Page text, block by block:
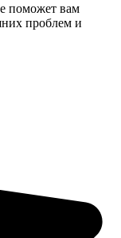
поможет вам
проблем и